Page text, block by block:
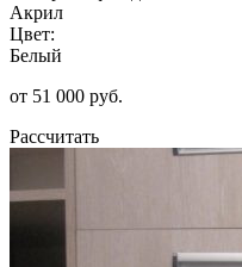
Акрил
Цвет:
Белый
от 51 000 руб.
Рассчитать